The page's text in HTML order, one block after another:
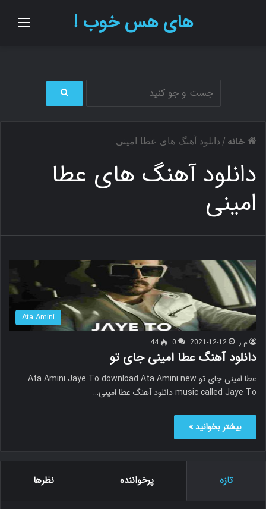
های هس خوب !
ج
ب
ر
خانه / دانلود آهنگ های عطا امینی
دانلود آهنگ های عطا
امینی
Ata Amini
م.ر 2021-12-12
0
44
دانلود آهنگ عطا امینی جای تو
عطا امینی جای تو Ata Amini Jaye To download Ata Amini new
music called Jaye To دانلود آهنگ عطا امینی…
بیشتر بخوانید »
تازه پرخواننده نظرها